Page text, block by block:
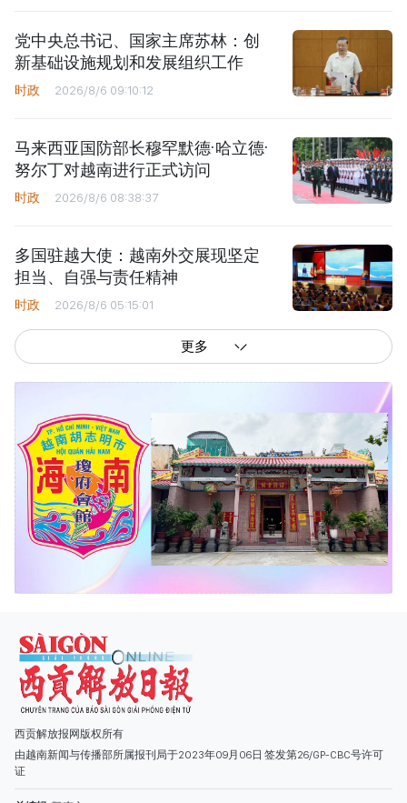
党中央总书记、国家主席苏林：创
新基础设施规划和发展组织工作
时政 2026/8/6 09:10:12
马来西亚国防部长穆罕默德·哈立德·
努尔丁对越南进行正式访问
时政 2026/8/6 08:38:37
多国驻越大使：越南外交展现坚定
担当、自强与责任精神
时政 2026/8/6 05:15:01
更多
西贡解放报网版权所有
由越南新闻与传播部所属报刊局于2023年09月06日 签发第26/GP-CBC号许可
副总编辑: 阮玉英、范文长、裴氏红霜、张德义、范氏云英、杨文光、阮德显、
阮克强、陈嘉宝
主编: 阮玉英
社址: 胡志明市棋盘坊阮氏明开街432-434号
总台: (028) 39294091 - 转 060
热线: 096.558.1888
编辑部: (028) 39294092 - 转 060
电子信箱